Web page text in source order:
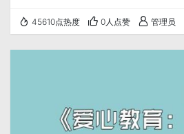
以逐渐提高任务的难度。这样孩子
问题解决能力。除此之外，学校也
45610点热度 0人点赞 管理员